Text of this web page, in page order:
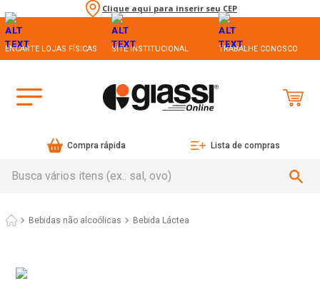
Clique aqui para inserir seu CEP
ENCARTE LOJAS FÍSICAS SITE INSTITUCIONAL TRABALHE CONOSCO
Compra rápida Lista de compras
Bebidas não alcoólicas Bebida Láctea